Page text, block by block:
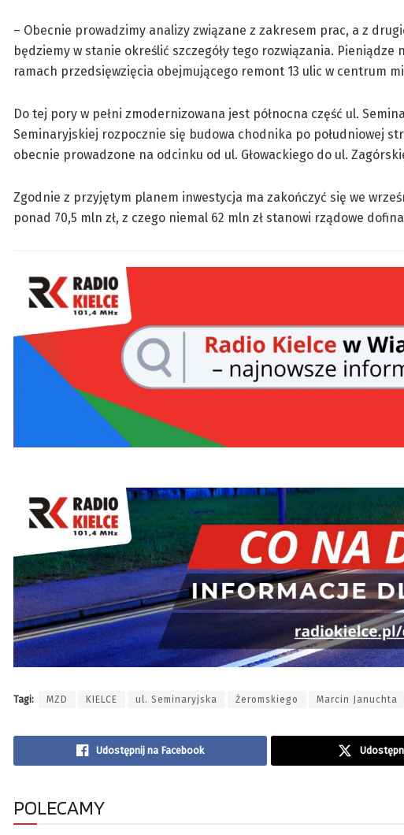
– Obecnie prowadzimy analizy związane z zakresem prac, a z
będziemy w stanie określić szczegóły tego rozwiązania.
ramach przedsięwzięcia obejmującego remont 13 ulic w centrum
Do tej pory w pełni zmodernizowana jest północna część ul.
Seminaryjskiej rozpocznie się budowa chodnika po południowej
obecnie prowadzone na odcinku od ul. Głowackiego do ul.
Zgodnie z przyjętym planem inwestycja ma zakończyć się we
ponad 70,5 mln zł, z czego niemal 62 mln zł stanowi rządowe
Tagi: MZD KIELCE ul. Seminaryjska Żeromskiego Marcin Januchta
Udostępnij na Facebook
POLECAMY